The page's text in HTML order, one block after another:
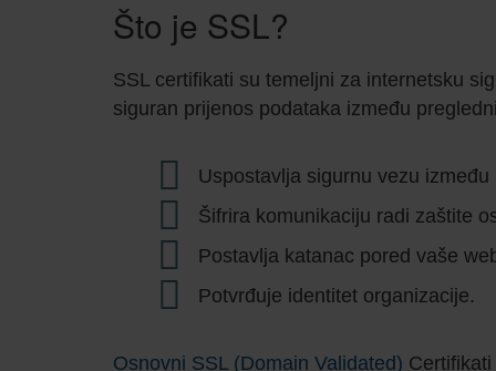
Što je SSL?
SSL certifikati su temeljni za internetsku
siguran prijenos podataka između
Uspostavlja sigurnu vezu
Šifrira komunikaciju radi zaštite
Postavlja katanac pored vaše
Potvrđuje identitet organizacije.
Osnovni SSL (Domain Validated)